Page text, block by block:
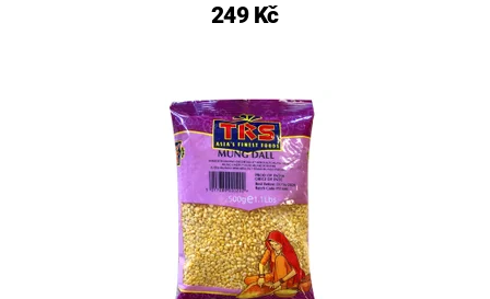
249 Kč